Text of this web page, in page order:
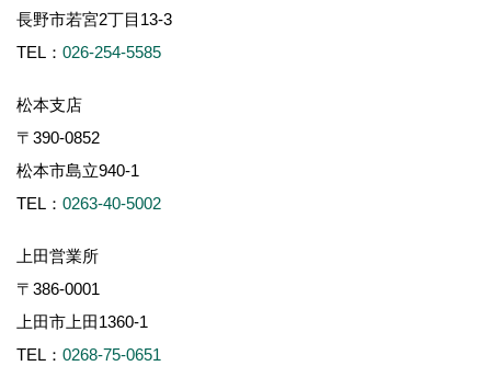
長野市若宮2丁目13-3
TEL： 026-254-5585
松本支店
〒390-0852
松本市島立940-1
TEL： 0263-40-5002
上田営業所
〒386-0001
上田市上田1360-1
TEL： 0268-75-0651